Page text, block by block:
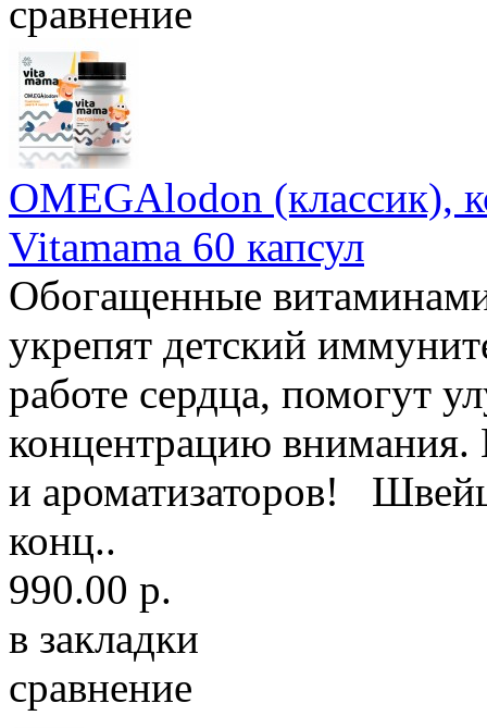
сравнение
OMEGAlodon (классик),
Vitamama 60 капсул
Обогащенные
укрепят детский
работе сердца, помогут
концентрацию внимания.
и ароматизаторов!
конц..
990.00 р.
в закладки
сравнение